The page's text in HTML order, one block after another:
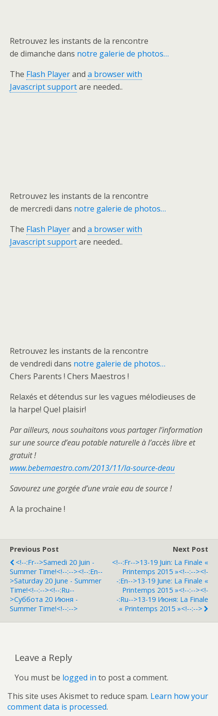
Retrouvez les instants de la rencontre
de dimanche dans notre galerie de photos…
The Flash Playerand a browser with
Javascript supportare needed..
Retrouvez les instants de la rencontre
de mercredi dans notre galerie de photos…
The Flash Playerand a browser with
Javascript supportare needed..
Retrouvez les instants de la rencontre
de vendredi dans notre galerie de photos…
Chers Parents ! Chers Maestros !
Relaxés et détendus sur les vagues mélodieuses de
la harpe! Quel plaisir!
Par ailleurs, nous souhaitons vous partager l’information
sur une source d’eau potable naturelle à l’accès libre et
gratuit !
www.bebemaestro.com/2013/11/la-source-deau
Savourez une gorgée d’une vraie eau de source !
A la prochaine !
Previous Post
<!--:fr-->Samedi 20 Juin -
Summer Time!<!--:--><!--:en--
>Saturday 20 June - Summer
Time!<!--:--><!--:ru--
>Суббота 20 Июня -
Summer Time!<!--:-->
Next Post
<!--:fr-->13-19 Juin: La Finale «
Printemps 2015 »<!--:--><!-
-:en-->13-19 June: La Finale «
Printemps 2015 »<!--:--><!-
-:ru-->13-19 Июня: La Finale
« Printemps 2015 »<!--:-->
Leave a Reply
You must be logged in to post a comment.
This site uses Akismet to reduce spam. Learn how your
comment data is processed.